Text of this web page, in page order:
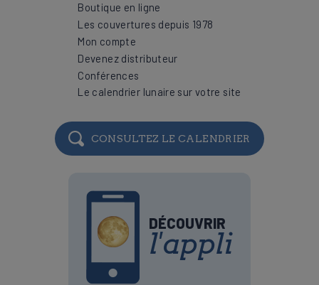
Boutique en ligne
Les couvertures depuis 1978
Mon compte
Devenez distributeur
Conférences
Le calendrier lunaire sur votre site
CONSULTEZ LE CALENDRIER
DÉCOUVRIR
l'appli